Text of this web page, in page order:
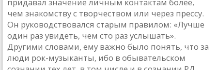
чем знакомству с творчеством или через прессу.
Он руководствовался старым правилом: «Лучше
один раз увидеть, чем сто раз услышать».
Другими словами, ему важно было понять, что за
люди рок-музыканты, ибо в обывательском